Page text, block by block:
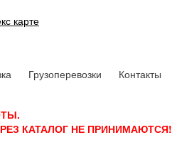
карте
Грузоперевозки Контакты
КАТАЛОГ НЕ ПРИНИМАЮТСЯ!